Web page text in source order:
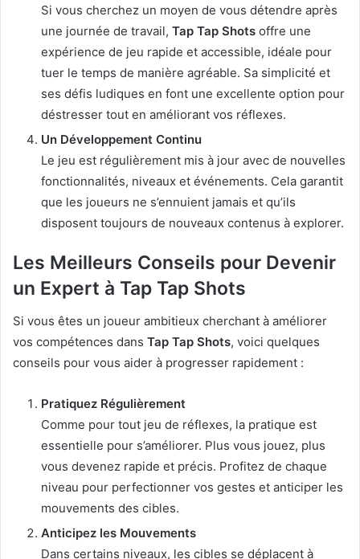
Si vous cherchez un moyen de vous détendre après
une journée de travail, Tap Tap Shots offre une
expérience de jeu rapide et accessible, idéale pour
tuer le temps de manière agréable. Sa simplicité et
ses défis ludiques en font une excellente option pour
déstresser tout en améliorant vos réflexes.
Un Développement Continu
Le jeu est régulièrement mis à jour avec de nouvelles
fonctionnalités, niveaux et événements. Cela garantit
que les joueurs ne s’ennuient jamais et qu’ils
disposent toujours de nouveaux contenus à explorer.
Les Meilleurs Conseils pour Devenir
un Expert à Tap Tap Shots
Si vous êtes un joueur ambitieux cherchant à améliorer
vos compétences dans Tap Tap Shots, voici quelques
conseils pour vous aider à progresser rapidement :
Pratiquez Régulièrement
Comme pour tout jeu de réflexes, la pratique est
essentielle pour s’améliorer. Plus vous jouez, plus
vous devenez rapide et précis. Profitez de chaque
niveau pour perfectionner vos gestes et anticiper les
mouvements des cibles.
Anticipez les Mouvements
Dans certains niveaux, les cibles se déplacent à